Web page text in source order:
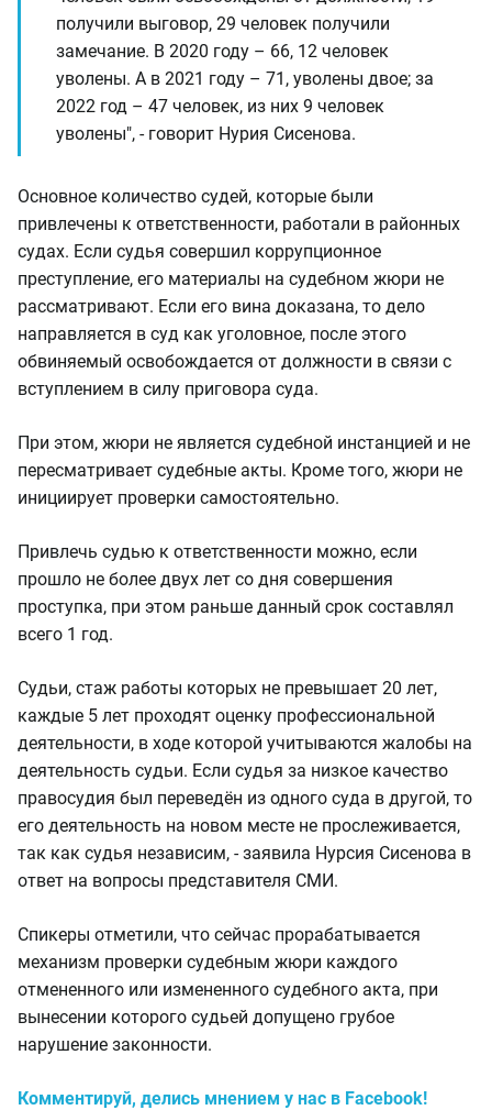
получили выговор, 29 человек получили
замечание. В 2020 году – 66, 12 человек
уволены. А в 2021 году – 71, уволены двое; за
2022 год – 47 человек, из них 9 человек
уволены", - говорит Нурия Сисенова.
Основное количество судей, которые были
привлечены к ответственности, работали в районных
судах. Если судья совершил коррупционное
преступление, его материалы на судебном жюри не
рассматривают. Если его вина доказана, то дело
направляется в суд как уголовное, после этого
обвиняемый освобождается от должности в связи с
вступлением в силу приговора суда.
При этом, жюри не является судебной инстанцией и не
пересматривает судебные акты. Кроме того, жюри не
инициирует проверки самостоятельно.
Привлечь судью к ответственности можно, если
прошло не более двух лет со дня совершения
проступка, при этом раньше данный срок составлял
всего 1 год.
Судьи, стаж работы которых не превышает 20 лет,
каждые 5 лет проходят оценку профессиональной
деятельности, в ходе которой учитываются жалобы на
деятельность судьи. Если судья за низкое качество
правосудия был переведён из одного суда в другой, то
его деятельность на новом месте не прослеживается,
так как судья независим, - заявила Нурсия Сисенова в
ответ на вопросы представителя СМИ.
Спикеры отметили, что сейчас прорабатывается
механизм проверки судебным жюри каждого
отмененного или измененного судебного акта, при
вынесении которого судьей допущено грубое
нарушение законности.
Комментируй, делись мнением у нас в Facebook!